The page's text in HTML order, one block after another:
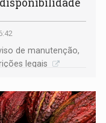
de manutenção,
legais